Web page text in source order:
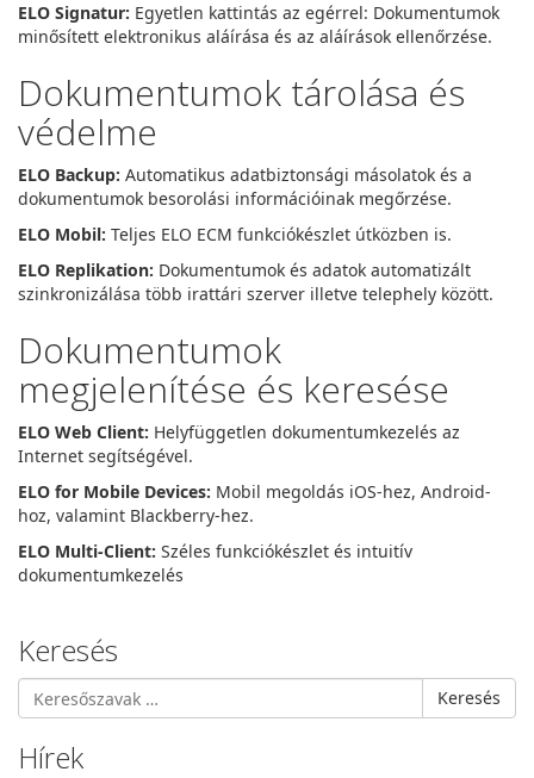
ELO Signatur: Egyetlen kattintás az egérrel: Dokumentumok
minősített elektronikus aláírása és az aláírások ellenőrzése.
Dokumentumok tárolása és
védelme
ELO Backup: Automatikus adatbiztonsági másolatok és a
dokumentumok besorolási információinak megőrzése.
ELO Mobil: Teljes ELO ECM funkciókészlet útközben is.
ELO Replikation: Dokumentumok és adatok automatizált
szinkronizálása több irattári szerver illetve telephely között.
Dokumentumok
megjelenítése és keresése
ELO Web Client: Helyfüggetlen dokumentumkezelés az
Internet segítségével.
ELO for Mobile Devices: Mobil megoldás iOS-hez, Android-
hoz, valamint Blackberry-hez.
ELO Multi-Client: Széles funkciókészlet és intuitív
dokumentumkezelés
Keresés
Keresés
Hírek